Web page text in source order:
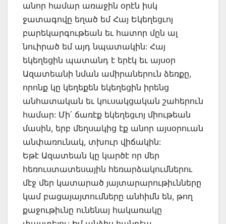
անոր համար առաջին օրէն իսկ
ջատագովը եղած եմ Հայ Եկեղեցւոյ
բարեկարգութեան եւ հատոր մըն ալ
նուիրած եմ այդ նպատակին: Հայ
եկեղեցին պատանդ է երէկ եւ այսօր
Ազատեանի նման ամիրաներուն ձեռքը,
որոնք կը կեղեքեն եկեղեցին իրենց
անհատական եւ կուսակցական շահերուն
համար: Մի՛ ճառէք եկեղեցւոյ միութեան
մասին, երբ մեղսակից էք անոր այսօրուան
անփառունակ, տխուր վիճակին:
Եթէ Ազատեան կը կարծէ որ մեր
հեռուստատեսային հեռարձակումներու
մէջ մեր կատարած յայտարարութիւնները
կամ բացայայտումները անհիմն են, թող
քաջութիւնը ունենայ հակառակը